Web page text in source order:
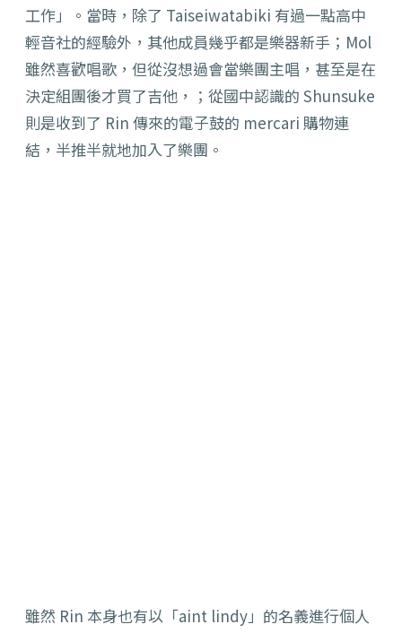
工作」。當時，除了 Taiseiwatabiki 有過一點高中
輕音社的經驗外，其他成員幾乎都是樂器新手；Mol
雖然喜歡唱歌，但從沒想過會當樂團主唱，甚至是在
決定組團後才買了吉他，；從國中認識的 Shunsuke
則是收到了 Rin 傳來的電子鼓的 mercari 購物連
結，半推半就地加入了樂團。
雖然 Rin 本身也有以「aint lindy」的名義進行個人